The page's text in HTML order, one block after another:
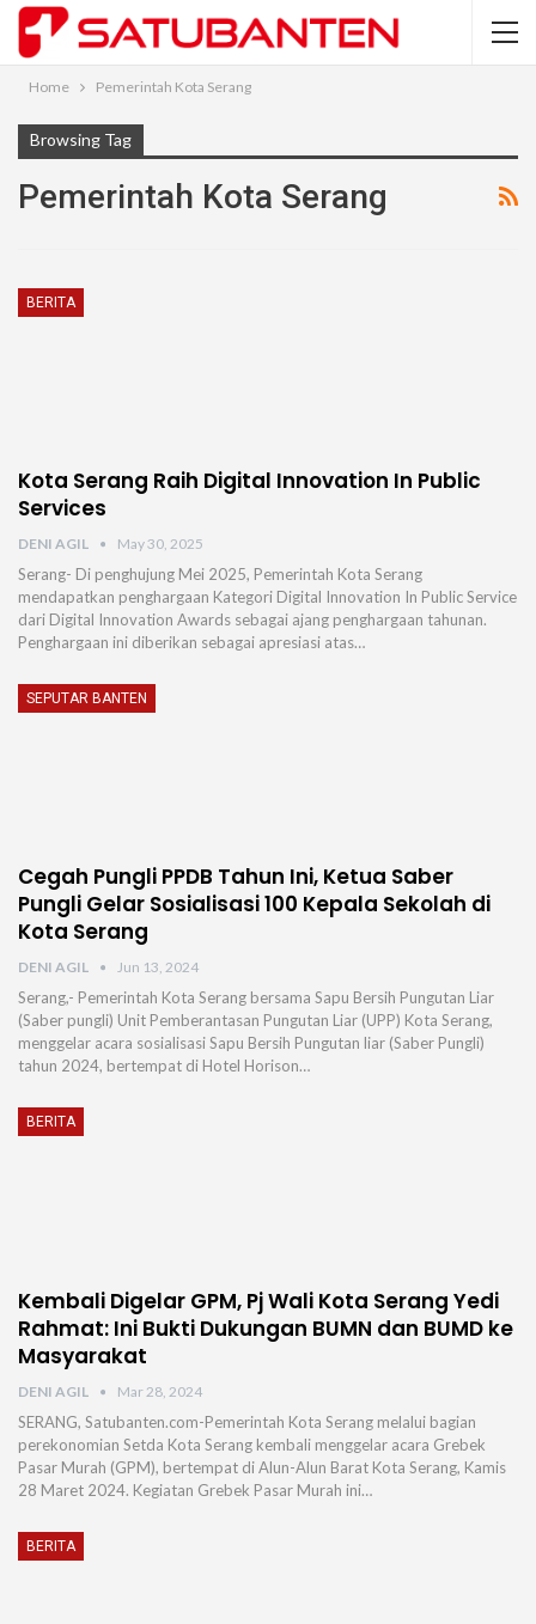
Home Pemerintah Kota Serang
Browsing Tag
Pemerintah Kota Serang
BERITA
Kota Serang Raih Digital Innovation In Public
Services
DENI AGIL May 30, 2025
Serang- Di penghujung Mei 2025, Pemerintah Kota Serang
mendapatkan penghargaan Kategori Digital Innovation In Public Service
dari Digital Innovation Awards sebagai ajang penghargaan tahunan.
Penghargaan ini diberikan sebagai apresiasi atas…
SEPUTAR BANTEN
Cegah Pungli PPDB Tahun Ini, Ketua Saber
Pungli Gelar Sosialisasi 100 Kepala Sekolah di
Kota Serang
DENI AGIL Jun 13, 2024
Serang,- Pemerintah Kota Serang bersama Sapu Bersih Pungutan Liar
(Saber pungli) Unit Pemberantasan Pungutan Liar (UPP) Kota Serang,
menggelar acara sosialisasi Sapu Bersih Pungutan liar (Saber Pungli)
tahun 2024, bertempat di Hotel Horison…
BERITA
Kembali Digelar GPM, Pj Wali Kota Serang Yedi
Rahmat: Ini Bukti Dukungan BUMN dan BUMD ke
Masyarakat
DENI AGIL Mar 28, 2024
SERANG, Satubanten.com-Pemerintah Kota Serang melalui bagian
perekonomian Setda Kota Serang kembali menggelar acara Grebek
Pasar Murah (GPM), bertempat di Alun-Alun Barat Kota Serang, Kamis
28 Maret 2024. Kegiatan Grebek Pasar Murah ini…
BERITA